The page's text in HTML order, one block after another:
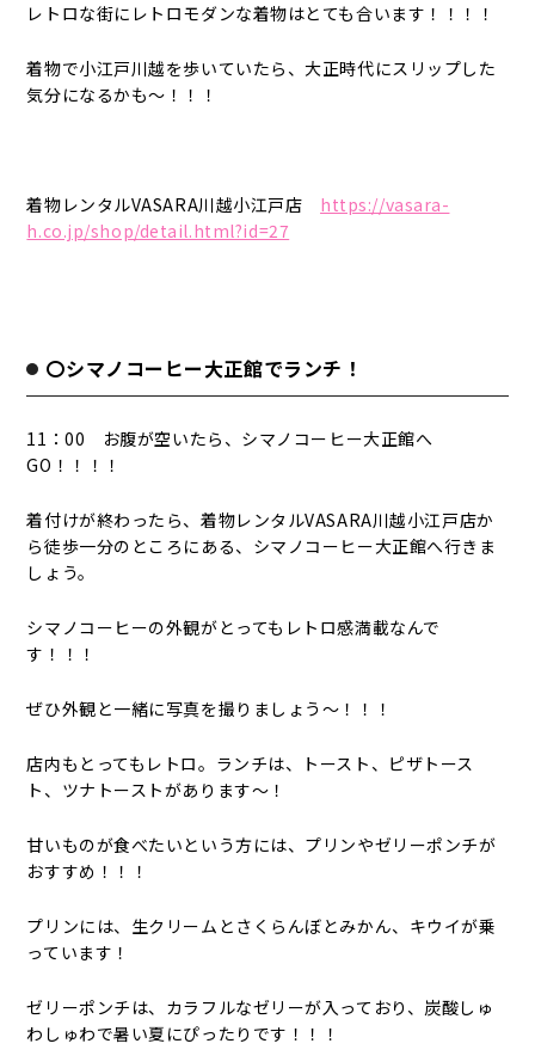
レトロな街にレトロモダンな着物はとても合います！！！！
着物で小江戸川越を歩いていたら、大正時代にスリップした
気分になるかも～！！！
着物レンタルVASARA川越小江戸店 https://vasara-
h.co.jp/shop/detail.html?id=27
〇シマノコーヒー大正館でランチ！
11：00 お腹が空いたら、シマノコーヒー大正館へ
GO！！！！
着付けが終わったら、着物レンタルVASARA川越小江戸店か
ら徒歩一分のところにある、シマノコーヒー大正館へ行きま
しょう。
シマノコーヒーの外観がとってもレトロ感満載なんで
す！！！
ぜひ外観と一緒に写真を撮りましょう～！！！
店内もとってもレトロ。ランチは、トースト、ピザトース
ト、ツナトーストがあります～！
甘いものが食べたいという方には、プリンやゼリーポンチが
おすすめ！！！
プリンには、生クリームとさくらんぼとみかん、キウイが乗
っています！
ゼリーポンチは、カラフルなゼリーが入っており、炭酸しゅ
わしゅわで暑い夏にぴったりです！！！